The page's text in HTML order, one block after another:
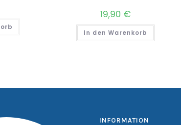
19,90 €
In den Warenkorb
INFORMATION